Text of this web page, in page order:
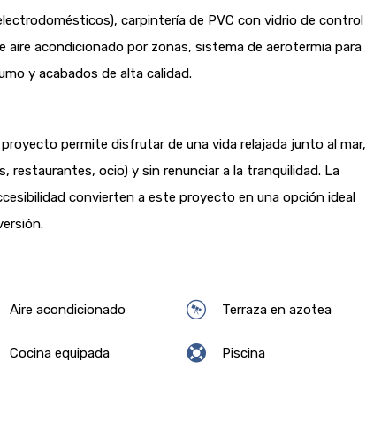
carpintería de PVC con vidrio de control
aire acondicionado por zonas, sistema de aerotermia para
y acabados de alta calidad.
permite disfrutar de una vida relajada junto al mar,
restaurantes, ocio) y sin renunciar a la tranquilidad. La
convierten a este proyecto en una opción ideal
Aire acondicionado Terraza en azotea
Cocina equipada Piscina